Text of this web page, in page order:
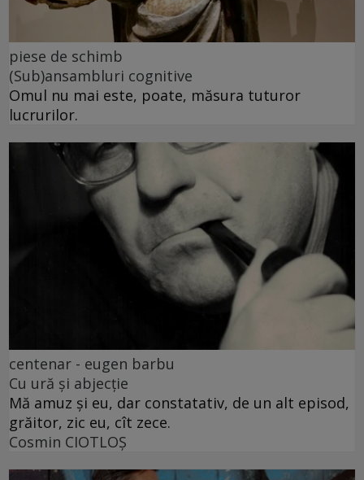
piese de schimb
(Sub)ansambluri cognitive
Omul nu mai este, poate, măsura tuturor
lucrurilor.
centenar - eugen barbu
Cu ură și abjecție
Mă amuz și eu, dar constatativ, de un alt episod,
grăitor, zic eu, cît zece.
Cosmin CIOTLOŞ